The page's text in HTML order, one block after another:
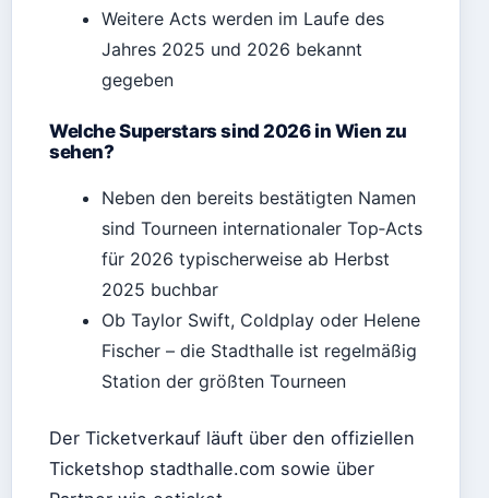
Weitere Acts werden im Laufe des
Jahres 2025 und 2026 bekannt
gegeben
Welche Superstars sind 2026 in Wien zu
sehen?
Neben den bereits bestätigten Namen
sind Tourneen internationaler Top‑Acts
für 2026 typischerweise ab Herbst
2025 buchbar
Ob Taylor Swift, Coldplay oder Helene
Fischer – die Stadthalle ist regelmäßig
Station der größten Tourneen
Der Ticketverkauf läuft über den offiziellen
Ticketshop stadthalle.com sowie über